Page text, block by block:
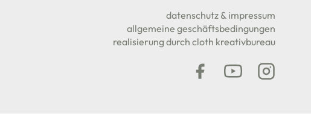
datenschutz & impressum
allgemeine geschäftsbedingungen
realisierung durch cloth kreativbureau